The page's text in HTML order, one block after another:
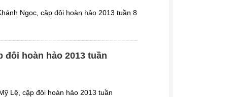
Ngọc, cặp đôi hoàn hảo 2013 tuần 8
đôi hoàn hảo 2013 tuần
Lệ, cặp đôi hoàn hảo 2013 tuần